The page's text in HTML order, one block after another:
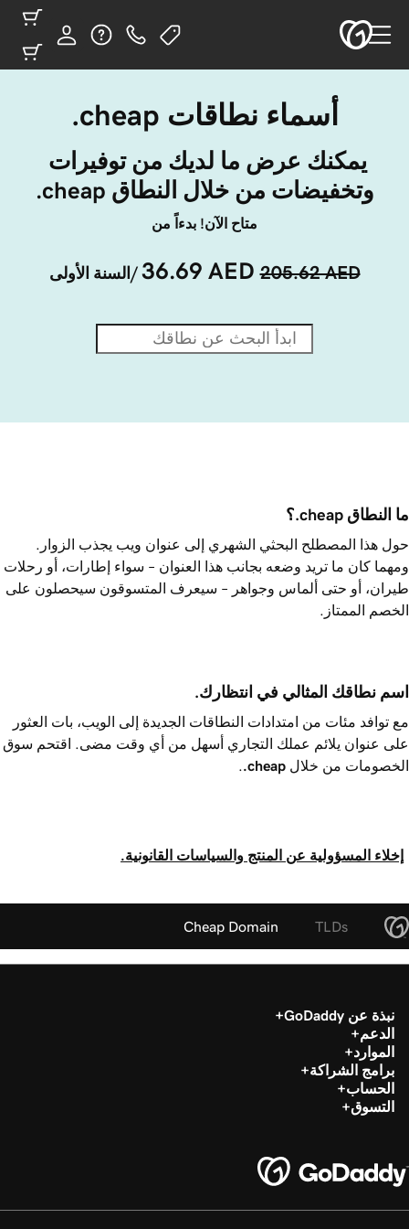
أسماء نطاقات ‎.cheap
يمكنك عرض ما لديك من توفيرات
وتخفيضات من خلال النطاق ‎.cheap
متاح الآن! بدءاً من
205.62 AED
36.69 AED /السنة الأولى
ما النطاق ‎.cheap؟
حول هذا المصطلح البحثي الشهري إلى عنوان ويب يجذب الزوار.
ومهما كان ما تريد وضعه بجانب هذا العنوان – سواء إطارات، أو رحلات
طيران، أو حتى ألماس وجواهر – سيعرف المتسوقون سيحصلون على
الخصم الممتاز.
اسم نطاقك المثالي في انتظارك.
مع توافد مئات من امتدادات النطاقات الجديدة إلى الويب، بات العثور
على عنوان يلائم عملك التجاري أسهل من أي وقت مضى. اقتحم سوق
الخصومات من خلال ‎ .cheap
إخلاء المسؤولية عن المنتج والسياسات القانونية.
TLDs
Cheap Domain
نبذة عن GoDaddy
الدعم
الموارد
برامج الشراكة
الحساب
التسوق